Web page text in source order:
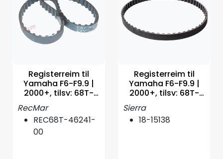
Registerreim til
Yamaha F6-F9.9 |
2000+, tilsv: 68T-
46241-00
RecMar
REC68T-46241-
00
Registerreim til
Yamaha F6-F9.9 |
2000+, tilsv: 68T-
Sierra
18-15138
Servicesett
Styring/kontroll
Verktøy
Motordelsvelger/SONAR